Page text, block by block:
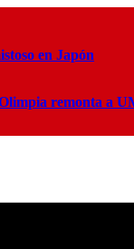
en Japón
remonta a